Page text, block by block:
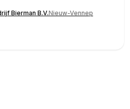
Bierman B.V.Nieuw-Vennep